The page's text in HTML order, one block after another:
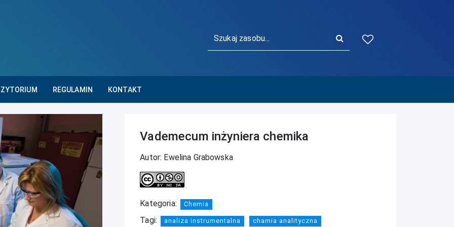
Szukaj:
REGULAMIN KONTAKT
Vademecum inżyniera chemika
Autor: Ewelina Grabowska
Kategoria: Chemia
Tagi: analiza instrumentalna chamia analityczna